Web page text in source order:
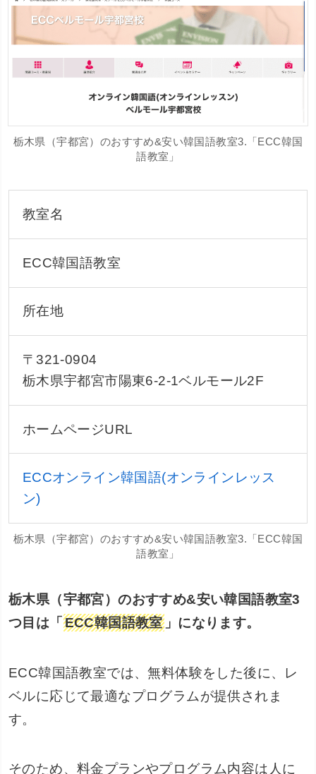
栃木県（宇都宮）のおすすめ&安い韓国語教室3.「ECC韓国
語教室」
教室名
ECC韓国語教室
所在地
〒321-0904
栃木県宇都宮市陽東6-2-1ベルモール2F
ホームページURL
ECCオンライン韓国語(オンラインレッス
ン)
栃木県（宇都宮）のおすすめ&安い韓国語教室3.「ECC韓国
語教室」
栃木県（宇都宮）のおすすめ&安い韓国語教室3
つ目は「 ECC韓国語教室」になります。
ECC韓国語教室では、無料体験をした後に、レ
ベルに応じて最適なプログラムが提供されま
す。
そのため、料金プランやプログラム内容は人に